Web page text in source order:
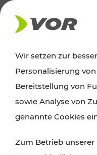
AKTUELLES
News
Alle wichtigen
finden Sie hier im
Wir setzen zur
Personalisierung
Bereitstellung von
sowie Analyse von
genannte Cookies
Zum Betrieb